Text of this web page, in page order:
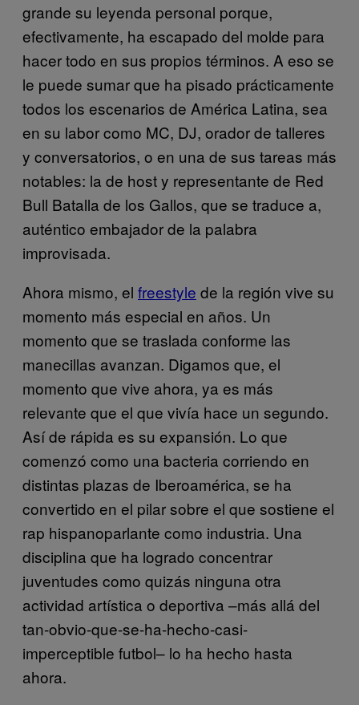
grande su leyenda personal porque,
efectivamente, ha escapado del molde para
hacer todo en sus propios términos. A eso se
le puede sumar que ha pisado prácticamente
todos los escenarios de América Latina, sea
en su labor como MC, DJ, orador de talleres
y conversatorios, o en una de sus tareas más
notables: la de host y representante de Red
Bull Batalla de los Gallos, que se traduce a,
auténtico embajador de la palabra
improvisada.
Ahora mismo, el freestyle de la región vive su
momento más especial en años. Un
momento que se traslada conforme las
manecillas avanzan. Digamos que, el
momento que vive ahora, ya es más
relevante que el que vivía hace un segundo.
Así de rápida es su expansión. Lo que
comenzó como una bacteria corriendo en
distintas plazas de Iberoamérica, se ha
convertido en el pilar sobre el que sostiene el
rap hispanoparlante como industria. Una
disciplina que ha logrado concentrar
juventudes como quizás ninguna otra
actividad artística o deportiva –más allá del
tan-obvio-que-se-ha-hecho-casi-
imperceptible futbol– lo ha hecho hasta
ahora.